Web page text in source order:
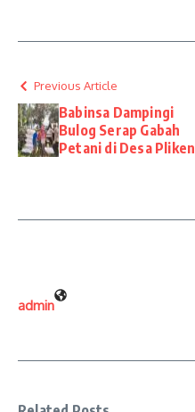
Previous Article
Babinsa Dampingi
Bulog Serap Gabah
Petani di Desa Pliken
admin